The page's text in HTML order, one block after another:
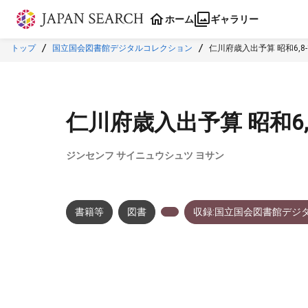
本文に飛ぶ
ホーム ギャラリー
トップ 国立国会図書館デジタルコレクション 仁川府歳入出予算 昭和
仁川府歳入出予算 昭和
ジンセンフ サイニュウシュツ ヨサン
書籍等 図書 収録:国立国会図書館デジ